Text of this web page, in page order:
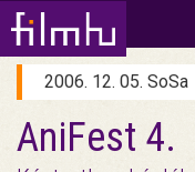
2006. 12. 05. SoSa
AniFest 4.